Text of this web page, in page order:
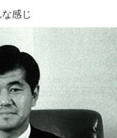
感じ